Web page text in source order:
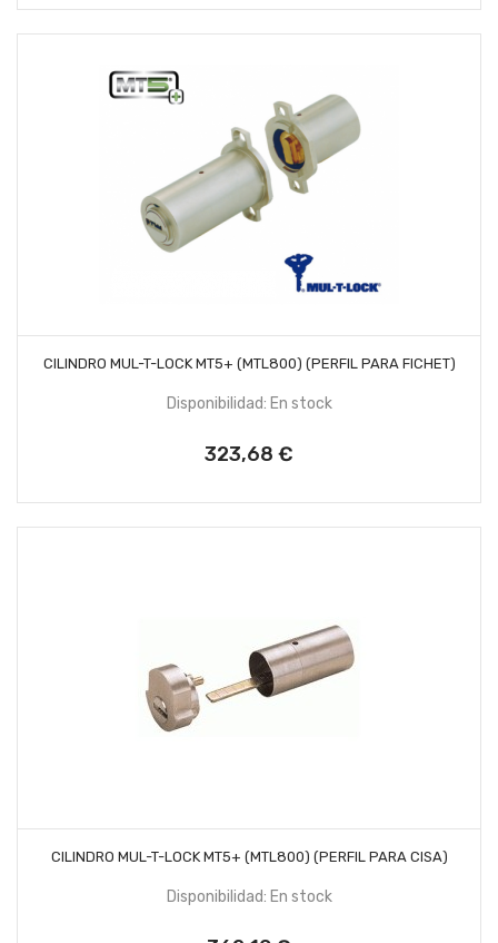
AÑADIR AL CARRITO
CILINDRO MUL-T-LOCK MT5+ (MTL800) (PERFIL PARA FICHET)
Disponibilidad: En stock
Precio
323,68 €
AÑADIR AL CARRITO
CILINDRO MUL-T-LOCK MT5+ (MTL800) (PERFIL PARA CISA)
Disponibilidad: En stock